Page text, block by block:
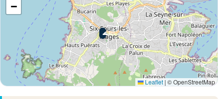
🌊 Ici
−
Leaflet | © OpenStreetMap